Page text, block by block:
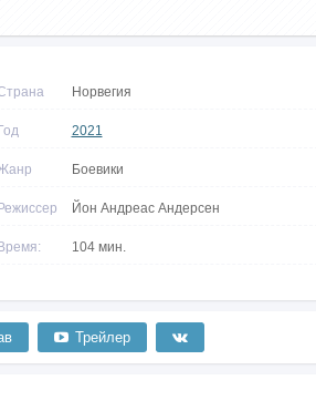
Норвегия
Год 2021
Боевики
Режиссер Йон Андреас Андерсен
Время: 104 мин.
Трейлер